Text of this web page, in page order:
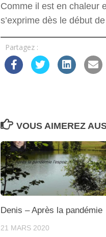
Comme il est en chaleur
s’exprime dès le début
Partagez :
VOUS AIMEREZ
Denis – Après la pandémie
21 MARS 2020